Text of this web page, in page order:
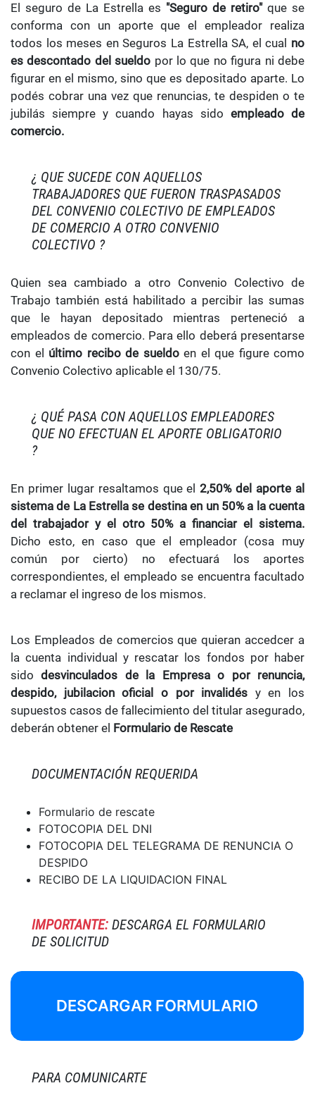
El seguro de La Estrella es "Seguro de retiro"que se
conforma con un aporte que el empleador realiza
todos los meses en Seguros La Estrella SA, el cual no
es descontado del sueldo por lo que no figura ni debe
figurar en el mismo, sino que es depositado aparte. Lo
podés cobrar una vez que renuncias, te despiden o te
jubilás siempre y cuando hayas sido empleado de
comercio.
¿ QUE SUCEDE CON AQUELLOS
TRABAJADORES QUE FUERON TRASPASADOS
DEL CONVENIO COLECTIVO DE EMPLEADOS
DE COMERCIO A OTRO CONVENIO
COLECTIVO ?
Quien sea cambiado a otro Convenio Colectivo de
Trabajo también está habilitado a percibir las sumas
que le hayan depositado mientras perteneció a
empleados de comercio. Para ello deberá presentarse
con el último recibo de sueldoen el que figure como
Convenio Colectivo aplicable el 130/75.
¿ QUÉ PASA CON AQUELLOS EMPLEADORES
QUE NO EFECTUAN EL APORTE OBLIGATORIO
?
En primer lugar resaltamos que el2,50% del aporte al
sistema de La Estrella se destina en un 50% a la cuenta
del trabajador y el otro 50% a financiar el sistema.
Dicho esto, en caso que el empleador (cosa muy
común por cierto) no efectuará los aportes
correspondientes, el empleado se encuentra facultado
a reclamar el ingreso de los mismos.
Los Empleados de comercios que quieran accedcer a
la cuenta individual y rescatar los fondos por haber
sidodesvinculados de la Empresa o por renuncia,
despido, jubilacion oficial o por invalidés y en los
supuestos casos de fallecimiento del titular asegurado,
deberán obtener el Formulario de Rescate
DOCUMENTACIÓN REQUERIDA
Formulario de rescate
FOTOCOPIA DEL DNI
FOTOCOPIA DEL TELEGRAMA DE RENUNCIA O
DESPIDO
RECIBO DE LA LIQUIDACION FINAL
IMPORTANTE: DESCARGA EL FORMULARIO
DE SOLICITUD
DESCARGAR FORMULARIO
PARA COMUNICARTE